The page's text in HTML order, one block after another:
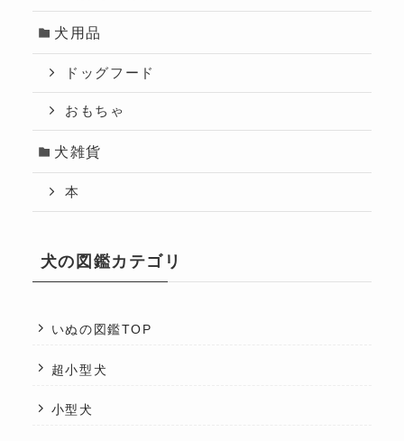
犬用品
ドッグフード
おもちゃ
犬雑貨
本
犬の図鑑カテゴリ
いぬの図鑑TOP
超小型犬
小型犬